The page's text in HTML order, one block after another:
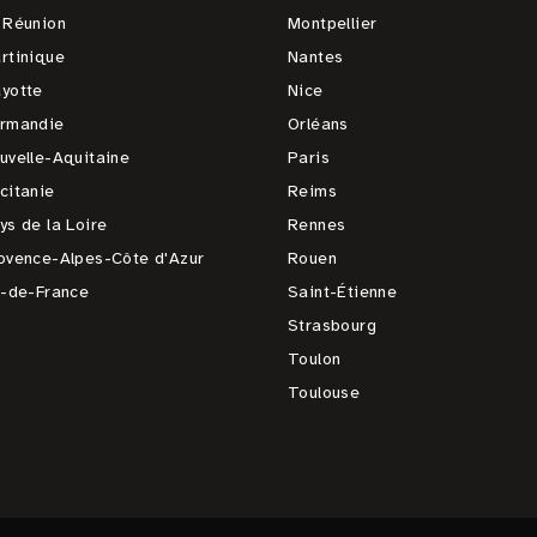
Aquitaine
de la Loire
Alpes-Côte d'Azur
de-France
Montpellier
Nantes
Nice
Orléans
Paris
Reims
Rennes
Rouen
Saint-Étienne
Strasbourg
Toulon
Toulouse